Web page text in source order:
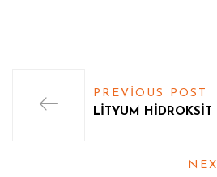
PREVIOUS POST
LİTYUM HİDROKSİT